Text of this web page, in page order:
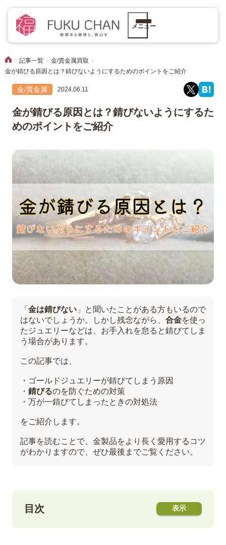
メニュー
記事一覧
金/貴金属買取
金が錆びる原因とは？錆びないようにするためのポイントをご紹介
金/貴金属 2024.06.11
金が錆びる原因とは？錆びないようにするた
めのポイントをご紹介
「 金は錆びない 」と聞いたことがある方もいるので
はないでしょうか。しかし残念ながら、 合金を使っ
たジュエリーなどは、お手入れを怠ると錆びてしま
う場合があります。
この記事では、
・ゴールドジュエリーが錆びてしまう原因
・ 錆びるのを防ぐための対策
・万が一錆びてしまったときの対処法
をご紹介します。
記事を読むことで、金製品をより長く愛用するコツ
がわかりますので、ぜひ最後までご覧ください。
目次